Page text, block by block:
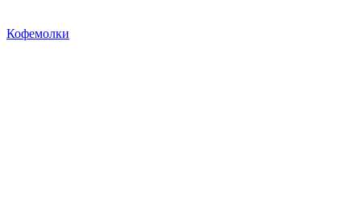
Кофемолки